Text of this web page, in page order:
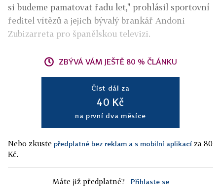
si budeme pamatovat řadu let," prohlásil sportovní
ředitel vítězů a jejich bývalý brankář Andoni
Zubizarreta pro španělskou televizi.
ZBÝVÁ VÁM JEŠTĚ 80 % ČLÁNKU
Číst dál za
40 Kč
na první dva měsíce
Nebo zkuste předplatné bez reklam a s mobilní aplikací za 80
Kč.
Máte již předplatné? Přihlaste se